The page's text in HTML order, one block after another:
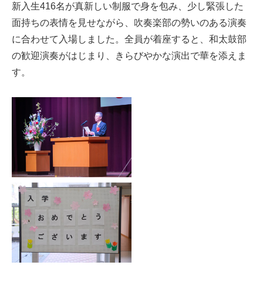
新入生416名が真新しい制服で身を包み、少し緊張した
面持ちの表情を見せながら、吹奏楽部の勢いのある演奏
に合わせて入場しました。全員が着座すると、和太鼓部
の歓迎演奏がはじまり、きらびやかな演出で華を添えま
す。